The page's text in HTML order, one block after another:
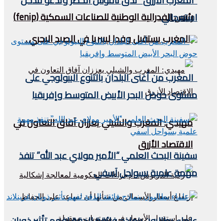
رئيس الفدرالية الوطنية للصناعات السمكية (fenip)
بالمغرب يستقبل وفدا ليبيريا في الصيد البحري .
مهيدي: المغرب والشيلي يعززان آفاق التعاون في
الاقتصاد الأزرق
استعجالي
المغرب من أغنى البلدان بالتنوع البيولوجي على
مستوى حوض البحر الأبيض المتوسط وإفريقيا
سفينة البحث العلمي “الأمير مولاي عبد الله” تنفذ
مهمة علمية بسواحل آسفي